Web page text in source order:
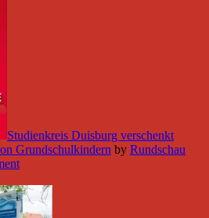
Studienkreis Duisburg verschenkt
Grundschulkindern by Rundschau